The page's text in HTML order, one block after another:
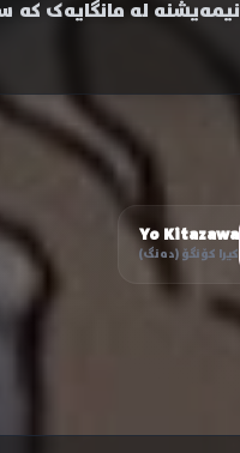
Yo Kitazawa
کیرا کۆنگۆ (دەنگ)